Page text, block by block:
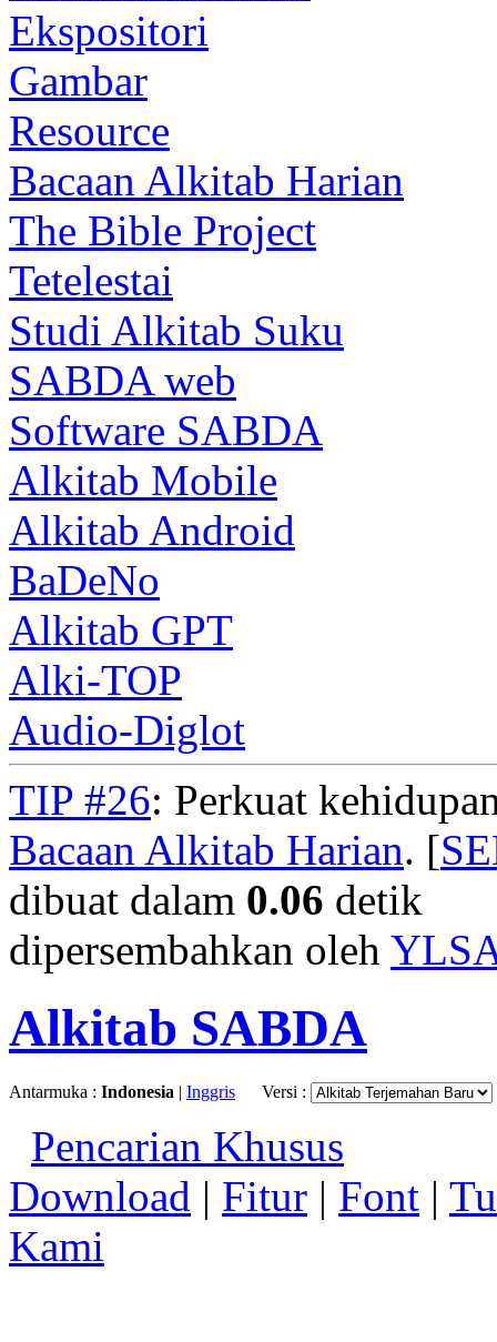
Ekspositori
Gambar
Resource
Bacaan Alkitab Harian
The Bible Project
Tetelestai
Studi Alkitab Suku
SABDA web
Software SABDA
Alkitab Mobile
Alkitab Android
BaDeNo
Alkitab GPT
Alki-TOP
Audio-Diglot
TIP #26: Perkuat
Bacaan Alkitab Harian. [
dibuat dalam 0.06 detik
dipersembahkan oleh
Alkitab SABDA
Antarmuka : Indonesia | Inggris Versi :
Pencarian Khusus
Download | Fitur | Font |
Kami